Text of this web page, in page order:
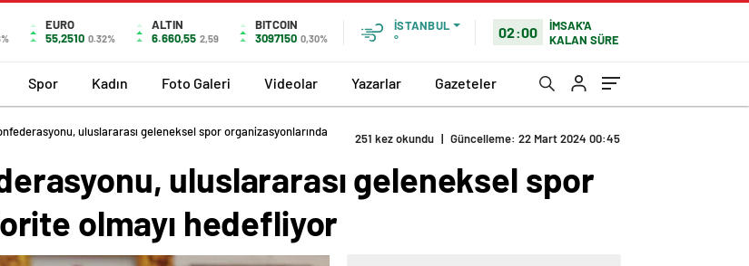
EURO
55,2510 0.32%
ALTIN
6.660,55 2,59
BITCOIN
3097150 0,30%
İSTANBUL
°
02:00
İMSAK'A
KALAN SÜRE
Spor Kadın Foto Galeri Videolar Yazarlar Gazeteler
uluslararası geleneksel spor organizasyonlarında
251 kez okundu | Güncelleme: 22 Mart 2024 00:45
uluslararası geleneksel spor
olmayı hedefliyor